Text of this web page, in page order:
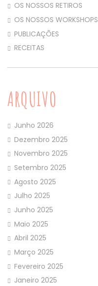
OS NOSSOS RETIROS
OS NOSSOS WORKSHOPS
PUBLICAÇÕES
RECEITAS
ARQUIVO
Junho 2026
Dezembro 2025
Novembro 2025
Setembro 2025
Agosto 2025
Julho 2025
Junho 2025
Maio 2025
Abril 2025
Março 2025
Fevereiro 2025
Janeiro 2025